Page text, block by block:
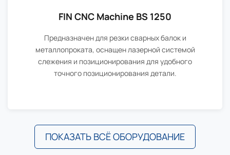
FIN CNC Machine BS 1250
Предназначен для резки сварных балок и
металлопроката, оснащен лазерной системой
слежения и позиционирования для удобного
точного позиционирования детали.
ПОКАЗАТЬ ВСЁ ОБОРУДОВАНИЕ